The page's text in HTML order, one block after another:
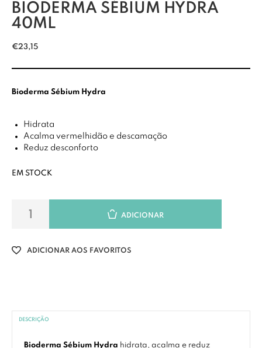
BIODERMA SÉBIUM HYDRA
40ML
€23,15
Bioderma Sébium Hydra
Hidrata
Acalma vermelhidão e descamação
Reduz desconforto
EM STOCK
ADICIONAR
ADICIONAR AOS FAVORITOS
DESCRIÇÃO
Bioderma Sébium Hydra hidrata, acalma e reduz